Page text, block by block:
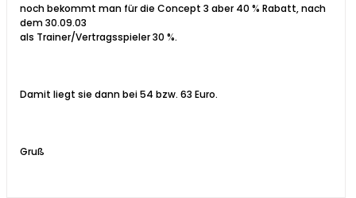
noch bekommt man für die Concept 3 aber 40 % Rabatt, nach
dem 30.09.03
als Trainer/Vertragsspieler 30 %.
Damit liegt sie dann bei 54 bzw. 63 Euro.
Gruß